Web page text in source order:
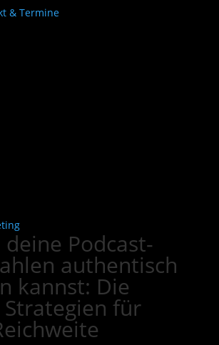
& Termine
Podcast-
authentisch
kannst: Die
für